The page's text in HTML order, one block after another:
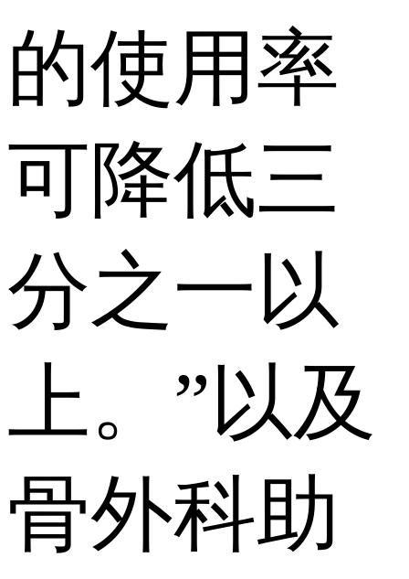
的使用率
可降低三
分之一以
上。”以及
骨外科助